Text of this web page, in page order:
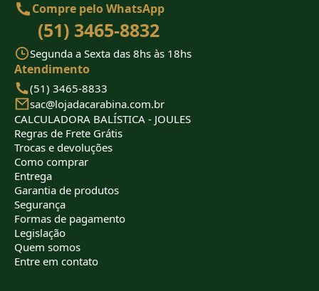
Compre pelo WhatsApp
(51) 3465-8832
Segunda a Sexta das 8hs às 18hs
Atendimento
(51) 3465-8833
sac@lojadacarabina.com.br
CALCULADORA BALÍSTICA - JOULES
Regras de Frete Grátis
Trocas e devoluções
Como comprar
Entrega
Garantia de produtos
Segurança
Formas de pagamento
Legislação
Quem somos
Entre em contato